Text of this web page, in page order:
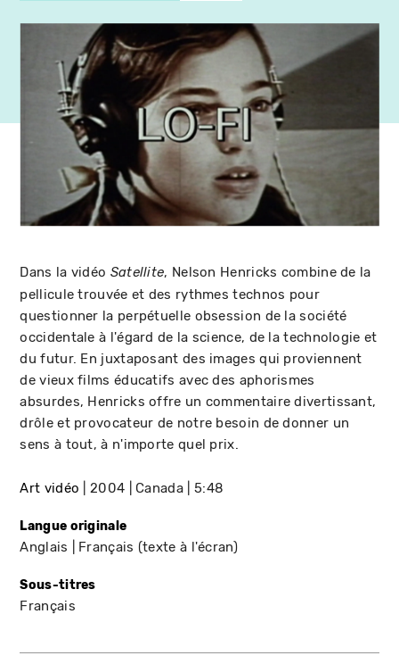
Dans la vidéo Satellite, Nelson Henricks combine de la
pellicule trouvée et des rythmes technos pour
questionner la perpétuelle obsession de la société
occidentale à l'égard de la science, de la technologie et
du futur. En juxtaposant des images qui proviennent
de vieux films éducatifs avec des aphorismes
absurdes, Henricks offre un commentaire divertissant,
drôle et provocateur de notre besoin de donner un
sens à tout, à n'importe quel prix.
Art vidéo 2004 Canada 5:48
Langue originale
Anglais Français (texte à l'écran)
Sous-titres
Français